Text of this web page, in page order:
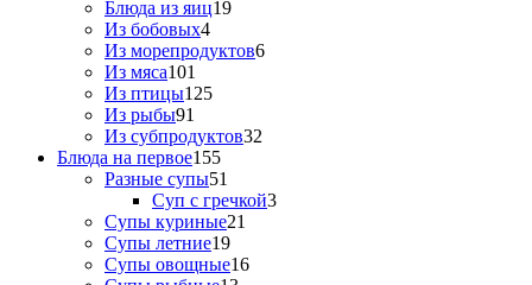
Блюда из яиц19
Из бобовых4
Из морепродуктов6
Из мяса101
Из птицы125
Из рыбы91
Из субпродуктов32
Блюда на первое155
Разные супы51
Суп с гречкой3
Супы куриные21
Супы летние19
Супы овощные16